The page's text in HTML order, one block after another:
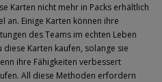
Karten nicht mehr in Packs erhältlich
an. Einige Karten können ihre
des Teams im echten Leben
Karten kaufen, solange sie
ihre Fähigkeiten verbessert
All diese Methoden erfordern